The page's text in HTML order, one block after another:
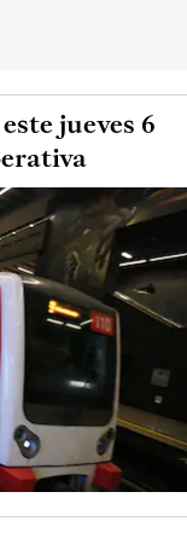
jueves 6